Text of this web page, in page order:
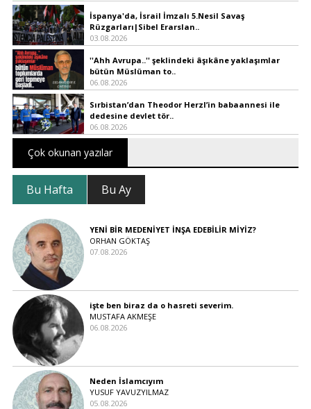
İspanya'da, İsrail İmzalı 5.Nesil Savaş
Rüzgarları|Sibel Erarslan..
03.08.2026
''Ahh Avrupa..'' şeklindeki âşıkâne yaklaşımlar
bütün Müslüman to..
06.08.2026
Sırbistan’dan Theodor Herzl’in babaannesi ile
dedesine devlet tör..
06.08.2026
Çok okunan yazılar
Bu Hafta Bu Ay
YENİ BİR MEDENİYET İNŞA EDEBİLİR MİYİZ?
ORHAN GÖKTAŞ
07.08.2026
işte ben biraz da o hasreti severim.
MUSTAFA AKMEŞE
06.08.2026
Neden İslamcıyım
YUSUF YAVUZYILMAZ
05.08.2026